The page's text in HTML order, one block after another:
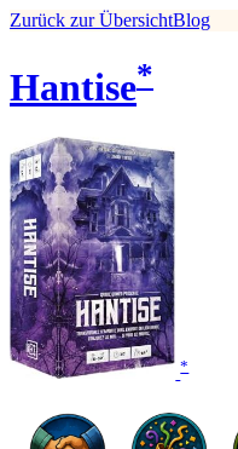
Zurück zur ÜbersichtBlog
Hantise*
*